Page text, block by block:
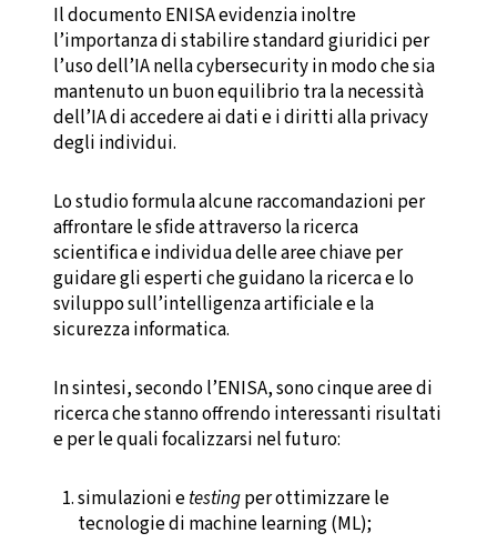
Il documento ENISA evidenzia inoltre
l’importanza di stabilire standard giuridici per
l’uso dell’IA nella cybersecurity in modo che sia
mantenuto un buon equilibrio tra la necessità
dell’IA di accedere ai dati e i diritti alla privacy
degli individui.
Lo studio formula alcune raccomandazioni per
affrontare le sfide attraverso la ricerca
scientifica e individua delle aree chiave per
guidare gli esperti che guidano la ricerca e lo
sviluppo sull’intelligenza artificiale e la
sicurezza informatica.
In sintesi, secondo l’ENISA, sono cinque aree di
ricerca che stanno offrendo interessanti risultati
e per le quali focalizzarsi nel futuro:
simulazioni etestingper ottimizzare le
tecnologie di machine learning (ML);